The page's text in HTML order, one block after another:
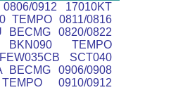
0912 17010KT
TEMPO 0811/0816
BECMG 0820/0822
TEMPO
SCT040
BECMG 0906/0908
0910/0912